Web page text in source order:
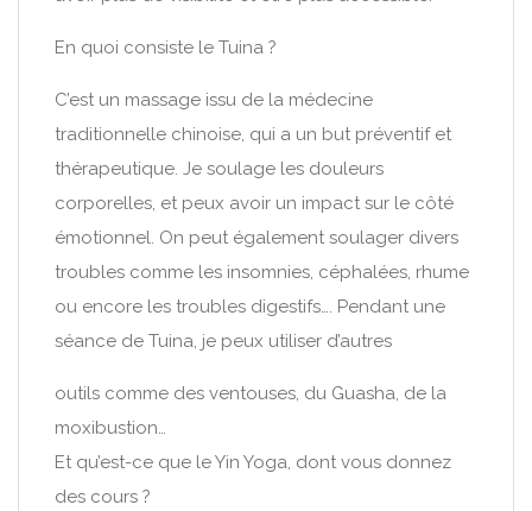
En quoi consiste le Tuina ?
C’est un massage issu de la médecine
traditionnelle chinoise, qui a un but préventif et
thérapeutique. Je soulage les douleurs
corporelles, et peux avoir un impact sur le côté
émotionnel. On peut également soulager divers
troubles comme les insomnies, céphalées, rhume
ou encore les troubles digestifs…. Pendant une
séance de Tuina, je peux utiliser d’autres
outils comme des ventouses, du Guasha, de la
moxibustion…
Et qu’est-ce que le Yin Yoga, dont vous donnez
des cours ?